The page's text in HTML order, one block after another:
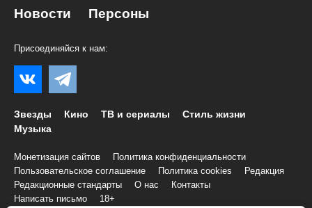
Новости Персоны
Присоединяйся к нам:
Звезды Кино ТВ и сериалы
Стиль жизни
Музыка
Монетизация сайтов
Политика конфиденциальности
Пользовательское соглашение
Политика cookies
Редакция
Редакционные стандарты
О нас
Контакты
Написать письмо
18+